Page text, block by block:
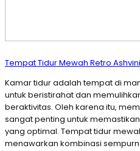
Tempat Tidur Mewah Retro
Kamar tidur adalah tempat di
untuk beristirahat dan
beraktivitas. Oleh karena itu,
sangat penting untuk
yang optimal. Tempat tidur
menawarkan kombinasi